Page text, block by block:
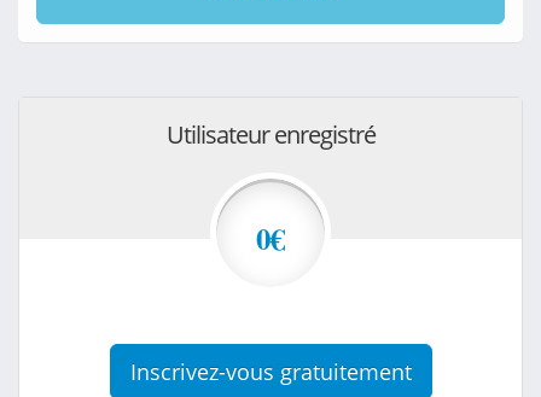
Utilisateur enregistré
0€
Inscrivez-vous gratuitement